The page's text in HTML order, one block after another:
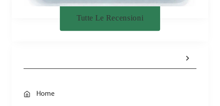
Tutte Le Recensioni
Home